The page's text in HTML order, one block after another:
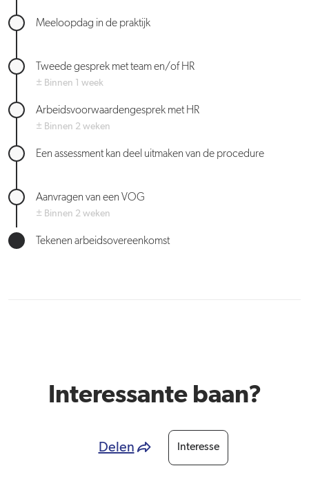
Meeloopdag in de praktijk
Tweede gesprek met team en/of HR
± Binnen 1 week
Arbeidsvoorwaardengesprek met HR
± Binnen 2 weken
Een assessment kan deel uitmaken van de procedure
Aanvragen van een VOG
± Binnen 2 weken
Tekenen arbeidsovereenkomst
Interessante baan?
Delen Interesse